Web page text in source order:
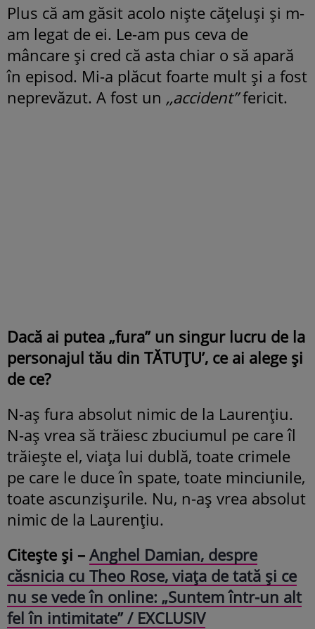
Plus că am găsit acolo niște cățeluși și m-
am legat de ei. Le-am pus ceva de
mâncare și cred că asta chiar o să apară
în episod. Mi-a plăcut foarte mult și a fost
neprevăzut. A fost un ,,accident’’fericit.
Dacă ai putea „fura” un singur lucru de la
personajul tău din TĂTUȚU’, ce ai alege și
de ce?
N-aș fura absolut nimic de la Laurențiu.
N-aș vrea să trăiesc zbuciumul pe care îl
trăiește el, viața lui dublă, toate crimele
pe care le duce în spate, toate minciunile,
toate ascunzișurile. Nu, n-aș vrea absolut
nimic de la Laurențiu.
Citește și – Anghel Damian, despre
căsnicia cu Theo Rose, viaţa de tată şi ce
nu se vede în online: „Suntem într-un alt
fel în intimitate” / EXCLUSIV